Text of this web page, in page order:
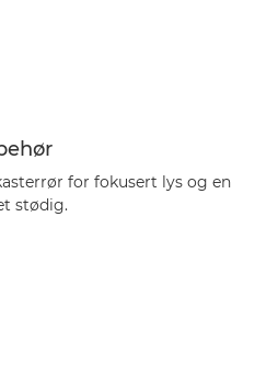
for fokusert lys og en
stødig.